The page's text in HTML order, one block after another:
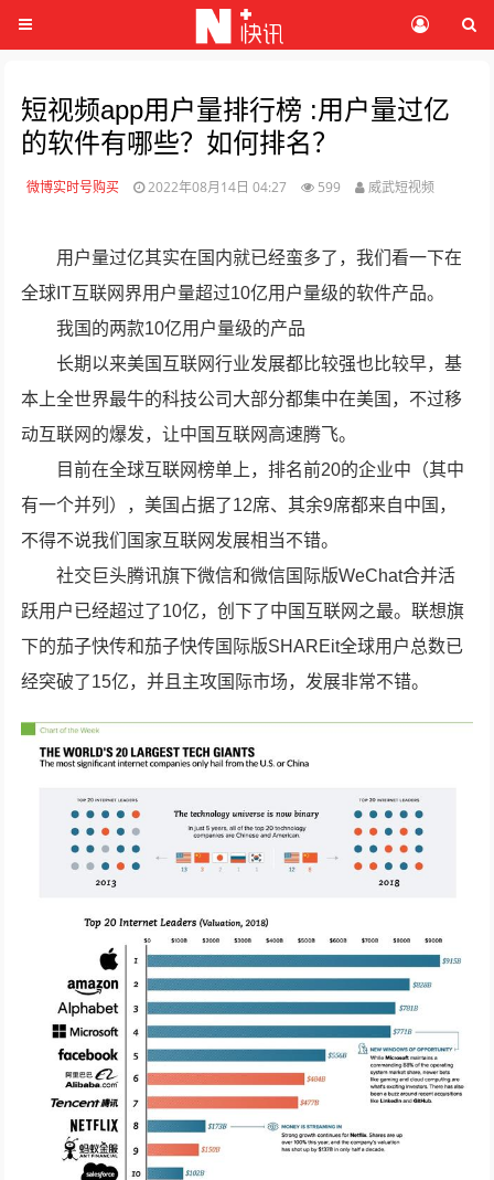
短视频app用户量排行榜 :用户量过亿
的软件有哪些？如何排名？
微博实时号购买 2022年08月14日 04:27 599 威武短视频
用户量过亿其实在国内就已经蛮多了，我们看一下在
全球IT互联网界用户量超过10亿用户量级的软件产品。
我国的两款10亿用户量级的产品
长期以来美国互联网行业发展都比较强也比较早，基
本上全世界最牛的科技公司大部分都集中在美国，不过移
动互联网的爆发，让中国互联网高速腾飞。
目前在全球互联网榜单上，排名前20的企业中（其中
有一个并列），美国占据了12席、其余9席都来自中国，
不得不说我们国家互联网发展相当不错。
社交巨头腾讯旗下微信和微信国际版WeChat合并活
跃用户已经超过了10亿，创下了中国互联网之最。联想旗
下的茄子快传和茄子快传国际版SHAREit全球用户总数已
经突破了15亿，并且主攻国际市场，发展非常不错。